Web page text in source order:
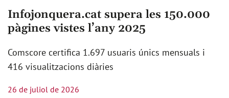
Infojonquera.cat supera les 150.000
pàgines vistes l’any 2025
Comscore certifica 1.697 usuaris únics mensuals i
416 visualitzacions diàries
26 de juliol de 2026